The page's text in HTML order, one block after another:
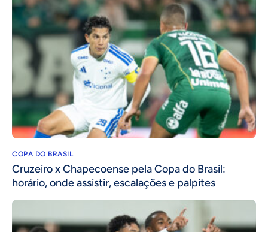
COPA DO BRASIL
Cruzeiro x Chapecoense pela Copa do Brasil:
horário, onde assistir, escalações e palpites